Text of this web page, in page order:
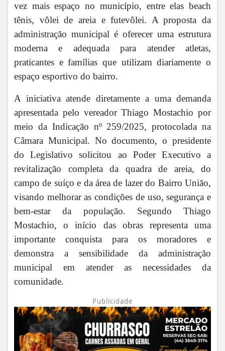
vez mais espaço no município, entre elas beach
tênis, vôlei de areia e futevôlei. A proposta da
administração municipal é oferecer uma estrutura
moderna e adequada para atender atletas,
praticantes e famílias que utilizam diariamente o
espaço esportivo do bairro.
A iniciativa atende diretamente a uma demanda
apresentada pelo vereador Thiago Mostachio por
meio da Indicação nº 259/2025, protocolada na
Câmara Municipal. No documento, o presidente
do Legislativo solicitou ao Poder Executivo a
revitalização completa da quadra de areia, do
campo de suíço e da área de lazer do Bairro União,
visando melhorar as condições de uso, segurança e
bem-estar da população. Segundo Thiago
Mostachio, o início das obras representa uma
importante conquista para os moradores e
demonstra a sensibilidade da administração
municipal em atender as necessidades da
comunidade.
Publicidade